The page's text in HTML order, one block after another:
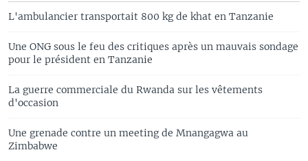
L'ambulancier transportait 800 kg de khat en Tanzanie
Une ONG sous le feu des critiques après un mauvais sondage
pour le président en Tanzanie
La guerre commerciale du Rwanda sur les vêtements
d'occasion
Une grenade contre un meeting de Mnangagwa au
Zimbabwe